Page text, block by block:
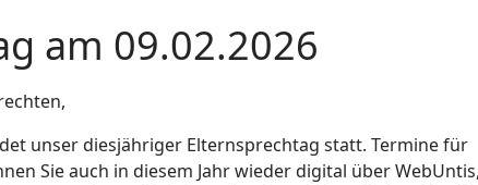
am 09.02.2026
unser diesjähriger Elternsprechtag statt. Termine für
Sie auch in diesem Jahr wieder digital über WebUntis,